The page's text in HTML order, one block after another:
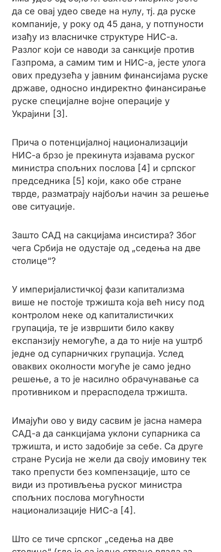
да се овај удео сведе на нулу, тј. да руске
компаније, у року од 45 дана, у потпуности
изађу из власничке структуре НИС-а.
Разлог који се наводи за санкције против
Газпрома, а самим тим и НИС-а, јесте улога
ових предузећа у јавним финансијама руске
државе, односно индиректно финансирање
руске специјалне војне операције у
Украјини [3].
Прича о потенцијалној национализацији
НИС-а брзо је прекинута изјавама руског
министра спољних послова [4] и српског
председника [5] који, како обе стране
тврде, разматрају најбољи начин за решење
ове ситуације.
Зашто САД на сакцијама инсистира? Због
чега Србија не одустаје од „седења на две
столице“?
У империјалистичкој фази капитализма
више не постоје тржишта која већ нису под
контролом неке од капиталистичких
групација, те је извршити било какву
експанзију немогуће, а да то није на уштрб
једне од супарничких групација. Услед
оваквих околности могуће је само једно
решење, а то је насилно обрачунавање са
противником и прерасподела тржишта.
Имајући ово у виду сасвим је јасна намера
САД-а да санкцијама уклони супарника са
тржишта, и исто задобије за себе. Са друге
стране Русија не жели да своју имовину тек
тако препусти без компензације, што се
види из противљења руског министра
спољних послова могућности
национализације НИС-а [4].
Што се тиче српског „седења на две